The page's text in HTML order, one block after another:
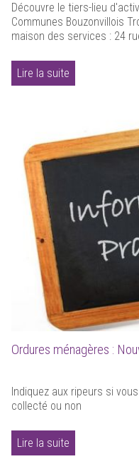
Découvre le tiers-lieu
Communes Bouzonvillois
maison des services : 24
Lire la suite
Ordures ménagères :
Indiquez aux ripeurs si
collecté ou non
Lire la suite